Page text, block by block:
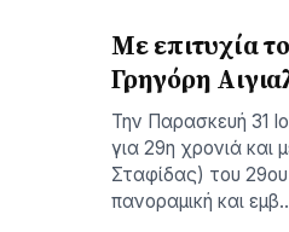
Με επιτυχία
Γρηγόρη
Την Παρασκευή 31
για 29η χρονιά και
Σταφίδας) του
πανοραμική και